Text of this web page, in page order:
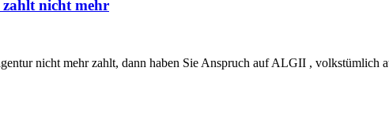
zahlt nicht mehr
nicht mehr zahlt, dann haben Sie Anspruch auf ALGII , volkstümlich